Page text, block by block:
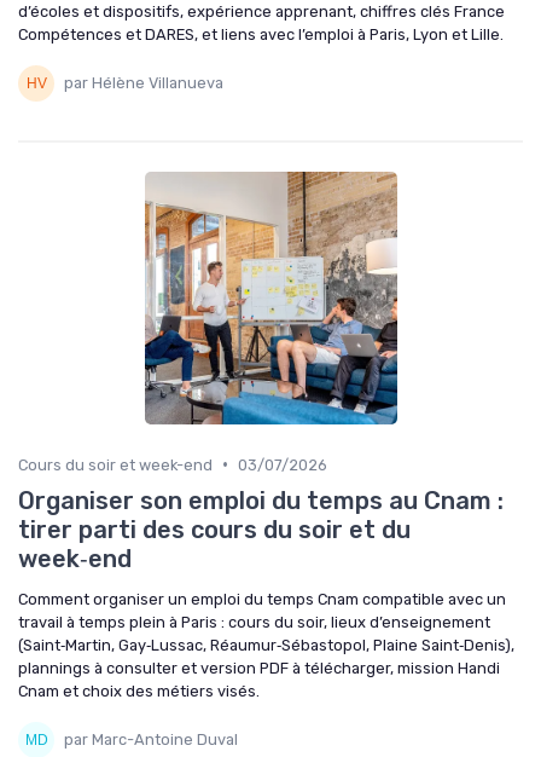
d’écoles et dispositifs, expérience apprenant, chiffres clés France
Compétences et DARES, et liens avec l’emploi à Paris, Lyon et Lille.
par Hélène Villanueva
Cours du soir et week-end • 03/07/2026
Organiser son emploi du temps au Cnam :
tirer parti des cours du soir et du
week‑end
Comment organiser un emploi du temps Cnam compatible avec un
travail à temps plein à Paris : cours du soir, lieux d’enseignement
(Saint‑Martin, Gay‑Lussac, Réaumur‑Sébastopol, Plaine Saint‑Denis),
plannings à consulter et version PDF à télécharger, mission Handi
Cnam et choix des métiers visés.
par Marc-Antoine Duval